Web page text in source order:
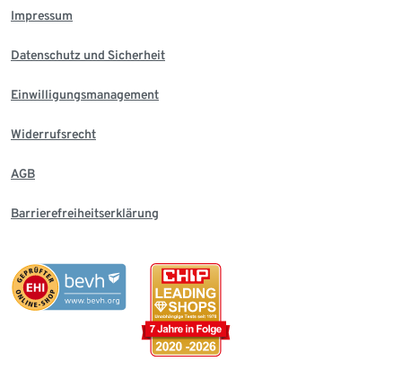
Impressum
Datenschutz und Sicherheit
Einwilligungsmanagement
Widerrufsrecht
AGB
Barrierefreiheitserklärung